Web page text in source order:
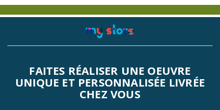
FAITES RÉALISER UNE OEUVRE
UNIQUE ET PERSONNALISÉE LIVRÉE
CHEZ VOUS